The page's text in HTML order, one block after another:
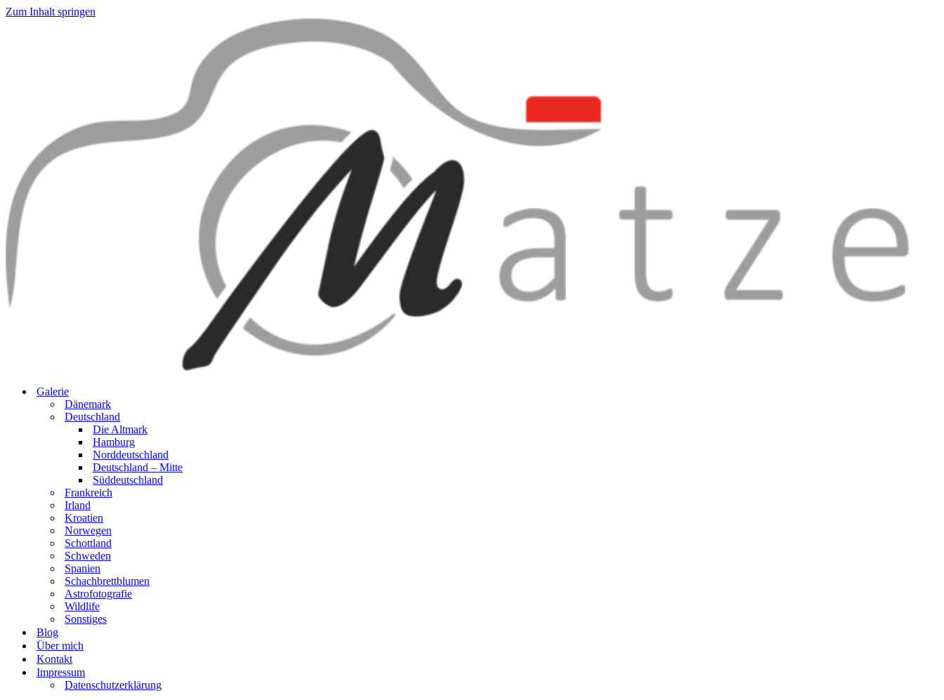
Zum Inhalt springen
Galerie
Dänemark
Deutschland
Die Altmark
Hamburg
Norddeutschland
Deutschland – Mitte
Süddeutschland
Frankreich
Irland
Kroatien
Norwegen
Schottland
Schweden
Spanien
Schachbrettblumen
Astrofotografie
Wildlife
Sonstiges
Blog
Über mich
Kontakt
Impressum
Datenschutzerklärung